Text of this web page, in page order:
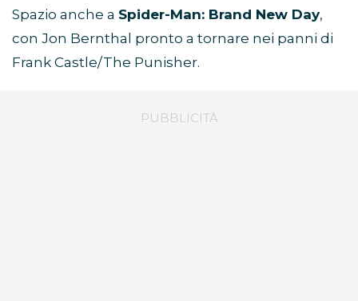
Spazio anche a Spider-Man: Brand New Day,
con Jon Bernthal pronto a tornare nei panni di
Frank Castle/The Punisher.